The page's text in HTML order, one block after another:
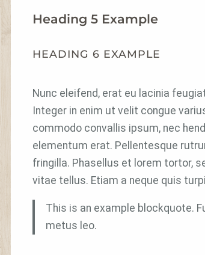
Heading 5 Example
HEADING 6 EXAMPLE
Nunc eleifend, erat eu lacinia
Integer in enim ut velit congue
commodo convallis ipsum, nec
elementum erat. Pellentesque
fringilla. Phasellus et lorem tortor,
vitae tellus. Etiam a neque quis
This is an example blockquote.
metus leo.